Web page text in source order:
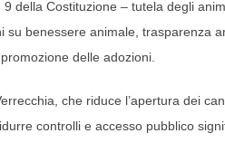
9 della Costituzione – tutela degli
su benessere animale, trasparenza
delle adozioni.
che riduce l’apertura dei
controlli e accesso pubblico